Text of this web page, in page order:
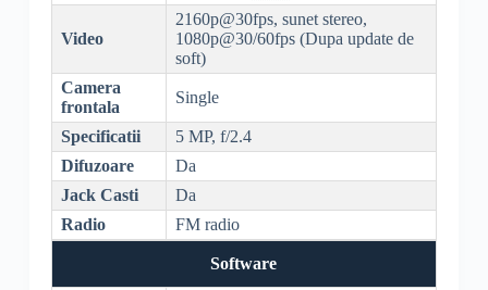
Video
2160p@30fps, sunet stereo,
1080p@30/60fps (Dupa update de
soft)
Camera
frontala
Single
Specificatii
5 MP, f/2.4
Difuzoare
Da
Jack Casti
Da
Radio
FM radio
Software